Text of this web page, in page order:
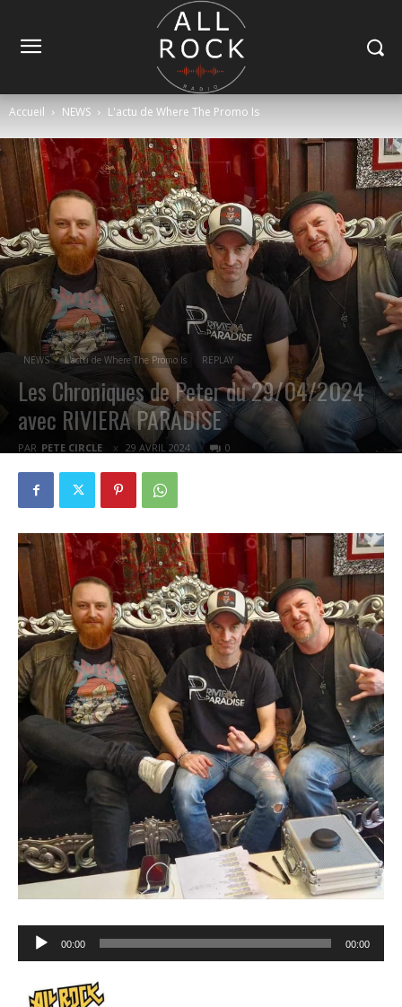
Accueil NEWS L'actu de Where The Promo Is
NEWS L'actu de Where The Promo Is REPLAY
Les Chroniques de Peter du 29/04/2024
avec RIVIERA PARADISE
PAR PETE CIRCLE 29 AVRIL 2024 0
Lecteur
audio
00:00 00:00